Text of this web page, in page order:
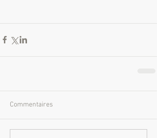
Commentaires